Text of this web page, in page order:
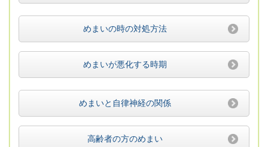
めまいの時の対処方法
めまいが悪化する時期
めまいと自律神経の関係
高齢者の方のめまい